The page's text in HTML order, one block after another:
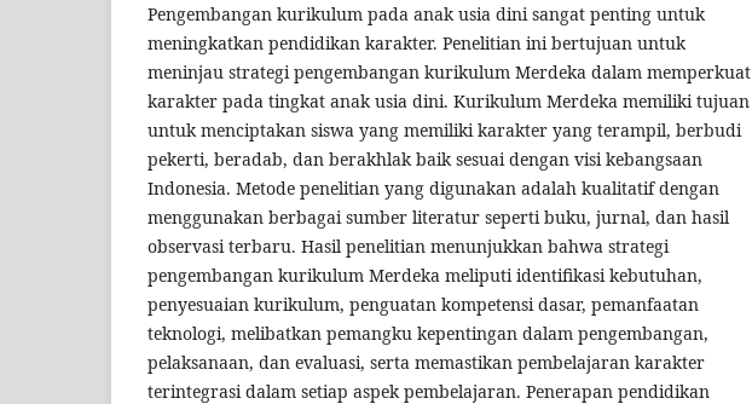
Pengembangan kurikulum pada anak usia dini sangat penting untuk
meningkatkan pendidikan karakter. Penelitian ini bertujuan untuk
meninjau strategi pengembangan kurikulum Merdeka dalam memperkuat
karakter pada tingkat anak usia dini. Kurikulum Merdeka memiliki tujuan
untuk menciptakan siswa yang memiliki karakter yang terampil, berbudi
pekerti, beradab, dan berakhlak baik sesuai dengan visi kebangsaan
Indonesia. Metode penelitian yang digunakan adalah kualitatif dengan
menggunakan berbagai sumber literatur seperti buku, jurnal, dan hasil
observasi terbaru. Hasil penelitian menunjukkan bahwa strategi
pengembangan kurikulum Merdeka meliputi identifikasi kebutuhan,
penyesuaian kurikulum, penguatan kompetensi dasar, pemanfaatan
teknologi, melibatkan pemangku kepentingan dalam pengembangan,
pelaksanaan, dan evaluasi, serta memastikan pembelajaran karakter
terintegrasi dalam setiap aspek pembelajaran. Penerapan pendidikan